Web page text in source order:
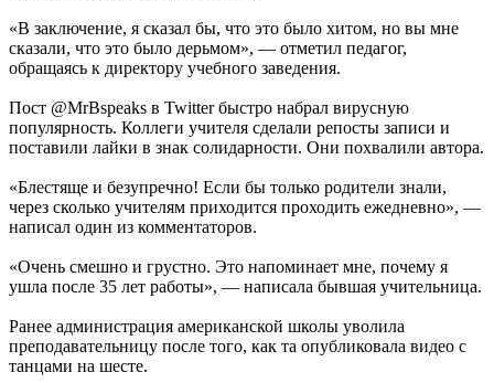
«В заключение, я сказал бы, что это было хитом, но вы мне
сказали, что это было дерьмом», — отметил педагог,
обращаясь к директору учебного заведения.
Пост @MrBspeaks в Twitter быстро набрал вирусную
популярность. Коллеги учителя сделали репосты записи и
поставили лайки в знак солидарности. Они похвалили автора.
«Блестяще и безупречно! Если бы только родители знали,
через сколько учителям приходится проходить ежедневно», —
написал один из комментаторов.
«Очень смешно и грустно. Это напоминает мне, почему я
ушла после 35 лет работы», — написала бывшая учительница.
Ранее администрация американской школы уволила
преподавательницу после того, как та опубликовала видео с
танцами на шесте.